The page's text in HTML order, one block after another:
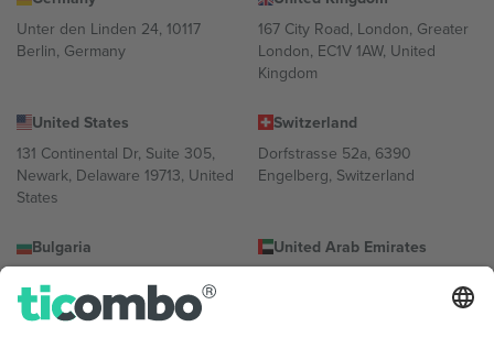
Unter den Linden 24, 10117
Berlin, Germany
167 City Road, London, Greater
London, EC1V 1AW, United
Kingdom
United States
131 Continental Dr, Suite 305,
Newark, Delaware 19713, United
States
Switzerland
Dorfstrasse 52a, 6390
Engelberg, Switzerland
Bulgaria
Totleben 53-55, 1606 Sofia,
Bulgaria
United Arab Emirates
Building A1, Office 302, Dubai,